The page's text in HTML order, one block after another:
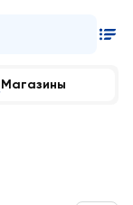
Магазины